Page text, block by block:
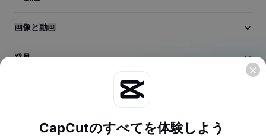
動画コンバーター
画像と動画
発見
CapCutのすべてを体験しよう